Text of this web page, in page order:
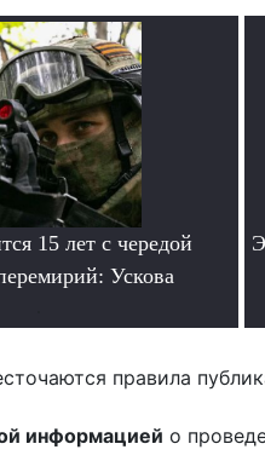
15 лет с чередой
Ускова
правила
информацией о